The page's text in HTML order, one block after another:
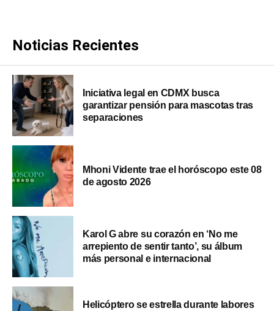
Noticias Recientes
Iniciativa legal en CDMX busca
garantizar pensión para mascotas tras
separaciones
Mhoni Vidente trae el horóscopo este 08
de agosto 2026
Karol G abre su corazón en ‘No me
arrepiento de sentir tanto’, su álbum
más personal e internacional
Helicóptero se estrella durante labores